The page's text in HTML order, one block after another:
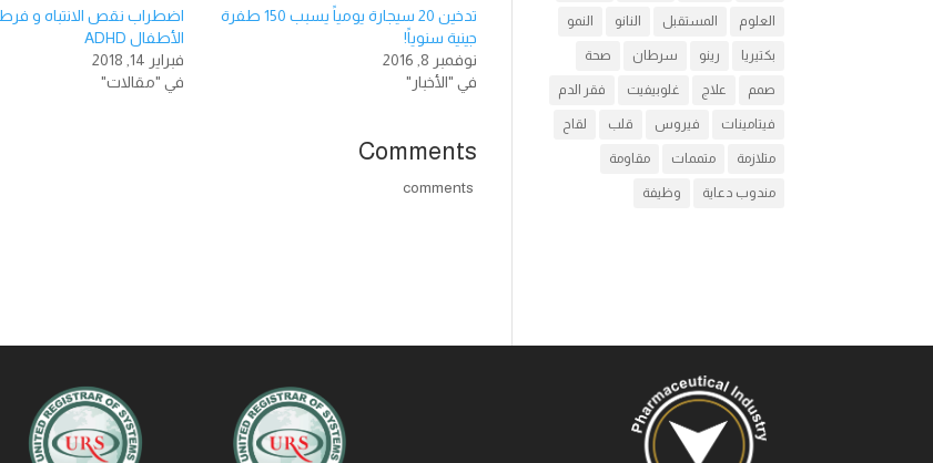
تدخين 20 سيجارة يومياً يسبب 150 طفرة
جينية سنوياً!
نوفمبر 8, 2016
في "الأخبار"
اضطراب نقص الانتباه و
الأطفال ADHD
فبراير 14, 2018
في "مقالات"
Comments
العلوم المستقبل النانو النمو
بكتيريا رينو سرطان صحة
صمم علاج غلوبيفيت فقر الدم
فيتامينات فيروس قلب لقاح
متلازمة متممات مقاومة
مندوب دعاية وظيفة